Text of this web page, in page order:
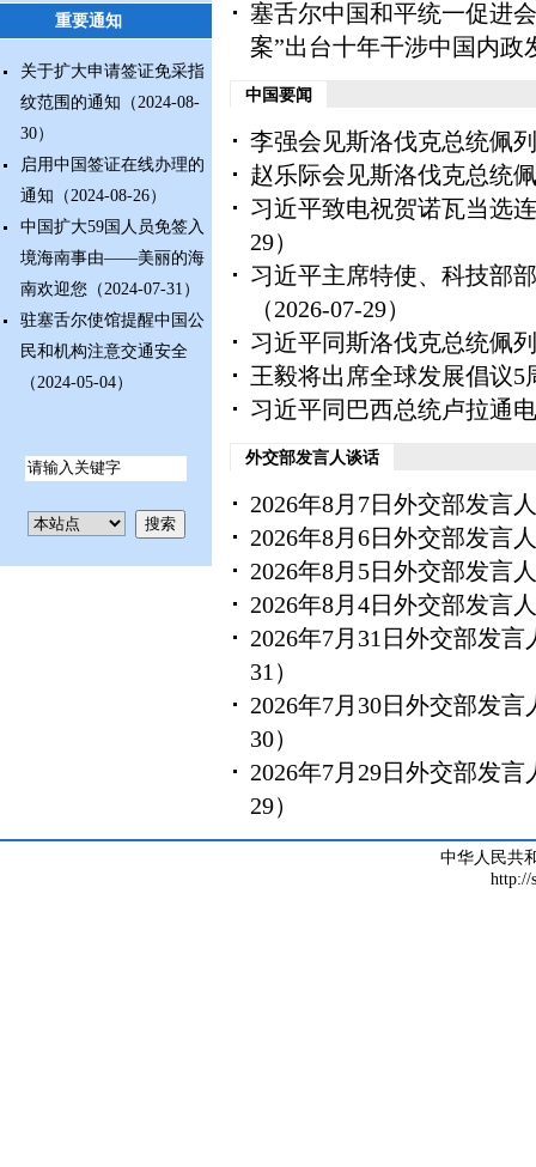
重要通知
关于扩大申请签证免采指
纹范围的通知 （2024-08-
30）
启用中国签证在线办理的
通知 （2024-08-26）
中国扩大59国人员免签入
境海南事由——美丽的海
南欢迎您 （2024-07-31）
驻塞舌尔使馆提醒中国公
民和机构注意交通安全
（2024-05-04）
塞舌尔中国和平统一促进
案”出台十年干涉中国内政
中国要闻
李强会见斯洛伐克总统佩
赵乐际会见斯洛伐克总统
习近平致电祝贺诺瓦当选
29）
习近平主席特使、科技部
（2026-07-29）
习近平同斯洛伐克总统佩
王毅将出席全球发展倡议5
习近平同巴西总统卢拉通
外交部发言人谈话
2026年8月7日外交部发言
2026年8月6日外交部发言
2026年8月5日外交部发言
2026年8月4日外交部发言
2026年7月31日外交部发
31）
2026年7月30日外交部发
30）
2026年7月29日外交部发
29）
中华人民共
http://